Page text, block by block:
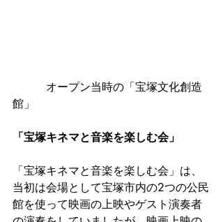
オープン当時の「宝塚文化創造
館」
「宝塚キネマと音楽を楽しむ会」
「宝塚キネマと音楽を楽しむ会」は、
当初は会場として宝塚市内の2つの公民
館を使って映画の上映やゲスト演奏者